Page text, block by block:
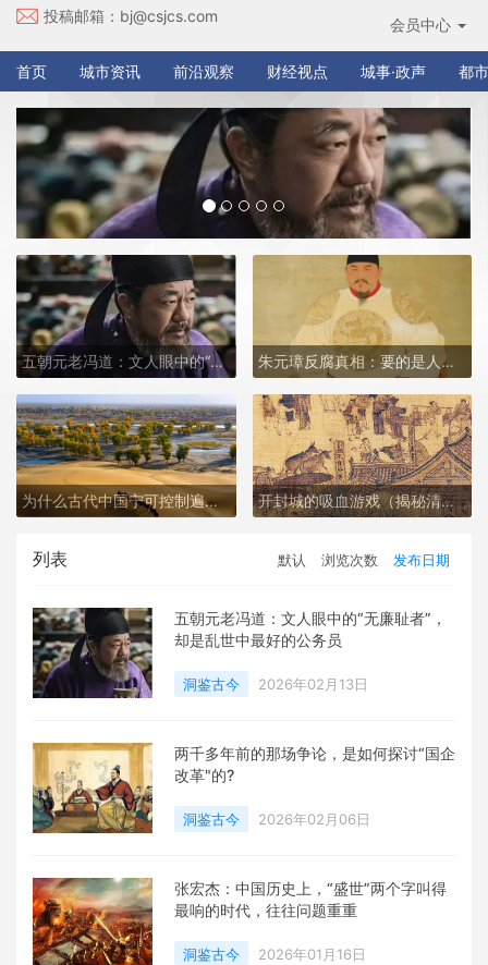
投稿邮箱： bj@csjcs.com 会员中心
首页 城市资讯 前沿观察 财经视点 城事·政声 都
五朝元老冯道：文人眼中的“无廉耻者”，却是乱世中最好的公务员 朱元璋反腐真相：要的是人间奇迹，而非公平正义
为什么古代中国宁可控制遍地沙漠的新疆，也不攻打东南亚 开封城的吸血游戏（揭秘清明上河图背后的残忍真相）
列表 默认 浏览次数 发布日期
五朝元老冯道：文人眼中的“无廉耻者”，
却是乱世中最好的公务员
洞鉴古今 2026年02月13日
两千多年前的那场争论，是如何探讨“国企
改革"的?
洞鉴古今 2026年02月06日
张宏杰：中国历史上，“盛世”两个字叫得
最响的时代，往往问题重重
洞鉴古今 2026年01月16日